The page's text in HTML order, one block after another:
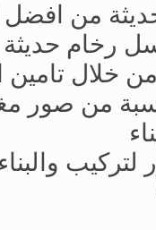
من افضل
رخام حديثة
من خلال
من صور
لتركيب